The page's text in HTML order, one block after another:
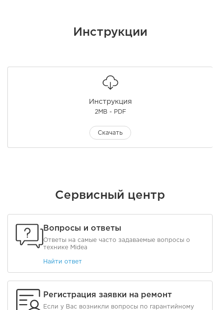
Инструкции
Инструкция
2MB - PDF
Скачать
Сервисный центр
Вопросы и ответы
Ответы на самые часто задаваемые вопросы о
технике Midea
Найти ответ
Регистрация заявки на ремонт
Если у Вас возникли вопросы по гарантийному